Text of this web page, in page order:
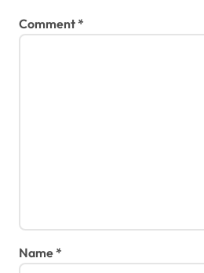
Comment*
Name*